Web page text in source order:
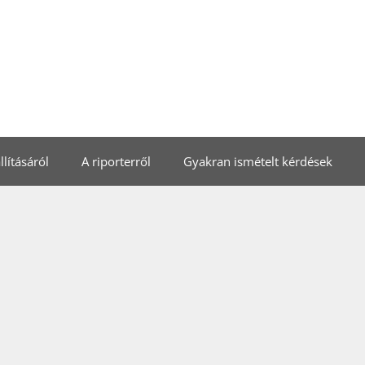
A riporterről Gyakran ismételt kérdések